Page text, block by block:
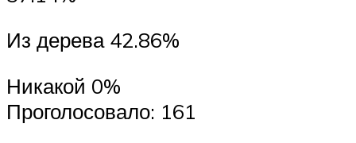
Из дерева 42.86%
Никакой 0%
Проголосовало: 161